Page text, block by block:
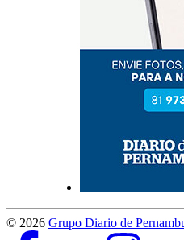
© 2026 Grupo Diario de